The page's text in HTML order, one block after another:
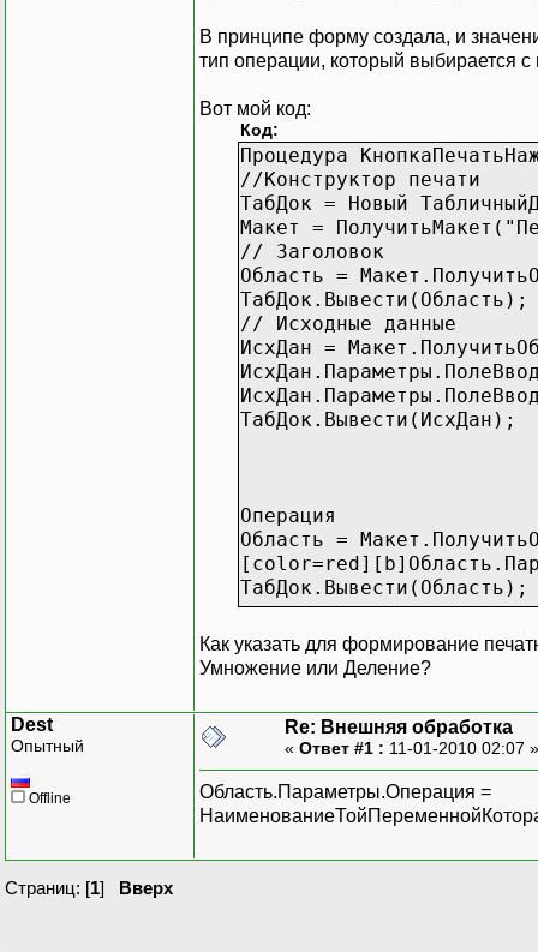
В принципе форму создала, и
тип операции, который выбирается
Вот мой код:
Код:
Процедура
//Конструктор печати
ТабДок = Новый
Макет =
// Заголовок
Область =
ТабДок.Вывести(Область);
// Исходные данные
ИсхДан =
ТабДок.Вывести(ИсхДан);
Операция
Область =
ТабДок.Вывести(Область);
//Результат
Результат =
ТабДок.ОтображатьСетку
ТабДок.Защита = Ложь;
Как указать для формирование
Умножение или Деление?
Dest
Опытный
Offline
Re: Внешняя обработка
« Ответ #1 : 11-01-2010 02:07
Область.Параметры.Операция =
Страниц: [1] Вверх